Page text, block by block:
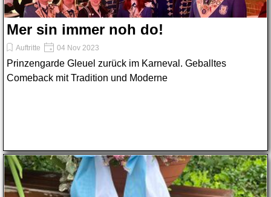
Mer sin immer noh do!
Auftritte 04 Nov 2023
Prinzengarde Gleuel zurück im Karneval. Geballtes
Comeback mit Tradition und Moderne